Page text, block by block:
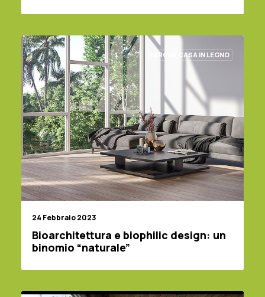
PERCHÉ CASA IN LEGNO
24 Febbraio 2023
Bioarchitettura e biophilic design: un
binomio “naturale”